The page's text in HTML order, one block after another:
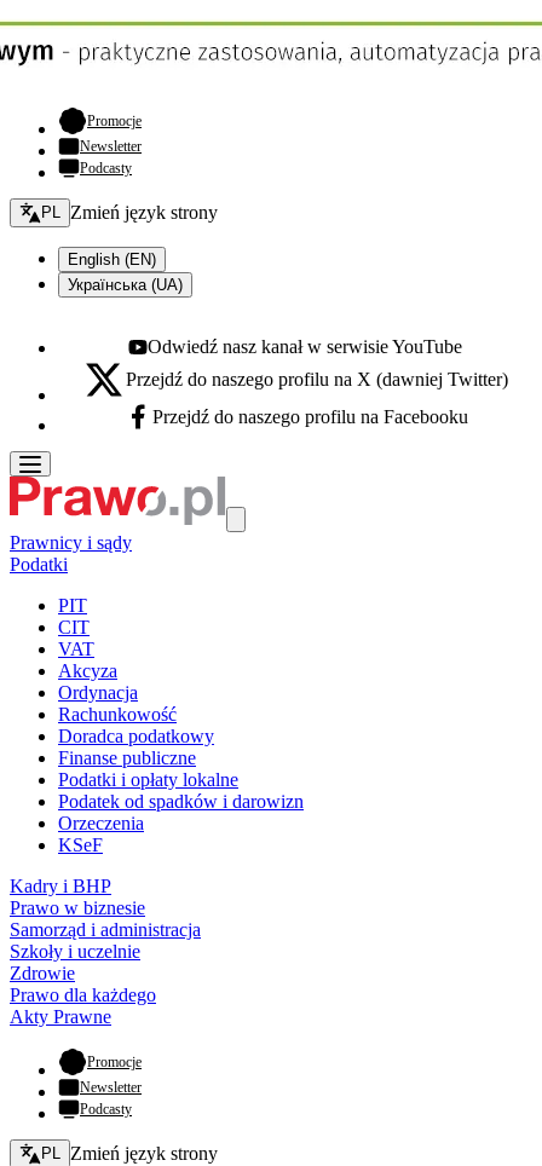
Promocje- otwiera się w nowej karcie
Newsletter
Podcasty
Zmień język - bieżący:
PL Zmień język strony
English (EN)
Українська (UA)
Youtube - otwiera się w nowej karcie
Odwiedź nasz kanał w serwisie YouTube
X - otwiera się w nowej karcie
Przejdź do naszego profilu na X (dawniej Twitter)
Facebook - otwiera się w nowej karcie
Przejdź do naszego profilu na Facebooku
Prawnicy i sądy
Podatki
PIT
CIT
VAT
Akcyza
Ordynacja
Rachunkowość
Doradca podatkowy
Finanse publiczne
Podatki i opłaty lokalne
Podatek od spadków i darowizn
Orzeczenia
KSeF
Kadry i BHP
Prawo w biznesie
Samorząd i administracja
Szkoły i uczelnie
Zdrowie
Prawo dla każdego
Akty Prawne
Promocje- otwiera się w nowej karcie
Newsletter
Podcasty
Zmień język - bieżący:
PL Zmień język strony